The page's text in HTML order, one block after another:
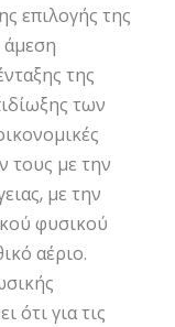
επιλογής της
άμεση
της
των
τους με την
με την
φυσικού
αέριο.
ότι για τις